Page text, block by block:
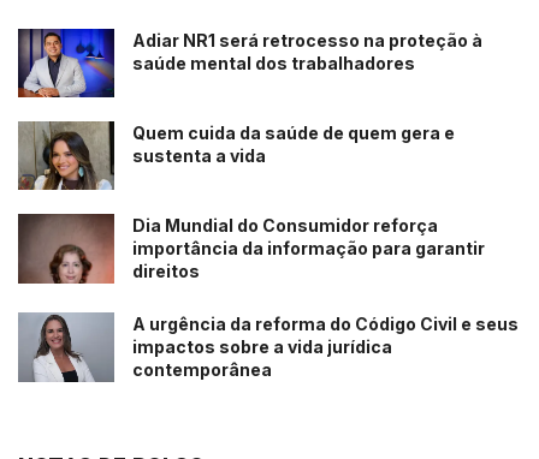
Adiar NR1 será retrocesso na proteção à
saúde mental dos trabalhadores
Quem cuida da saúde de quem gera e
sustenta a vida
Dia Mundial do Consumidor reforça
importância da informação para garantir
direitos
A urgência da reforma do Código Civil e seus
impactos sobre a vida jurídica
contemporânea